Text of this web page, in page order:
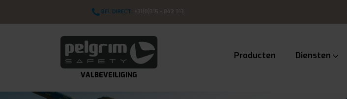
BEL DIRECT: +31(0)315 - 842 313
VALBEVEILIGING
Producten Diensten